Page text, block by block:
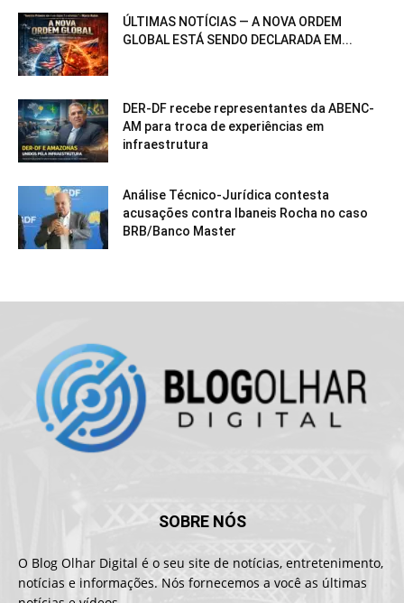
ÚLTIMAS NOTÍCIAS — A NOVA ORDEM
GLOBAL ESTÁ SENDO DECLARADA EM...
DER-DF recebe representantes da ABENC-
AM para troca de experiências em
infraestrutura
Análise Técnico-Jurídica contesta
acusações contra Ibaneis Rocha no caso
BRB/Banco Master
SOBRE NÓS
O Blog Olhar Digital é o seu site de notícias, entretenimento,
notícias e informações. Nós fornecemos a você as últimas